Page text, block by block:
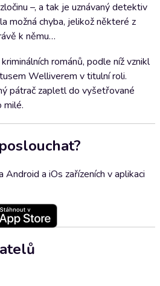
–, a tak je uznávaný detektiv
možná chyba, jelikož některé z
k němu…
románů, podle níž vznikl
Welliverem v titulní roli.
pátrač zapletl do vyšetřované
milé.
a iOs zařízeních v aplikaci